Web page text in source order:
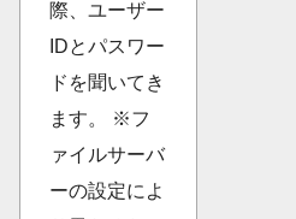
際、ユーザー
IDとパスワー
ドを聞いてき
ます。 ※フ
ァイルサーバ
ーの設定によ